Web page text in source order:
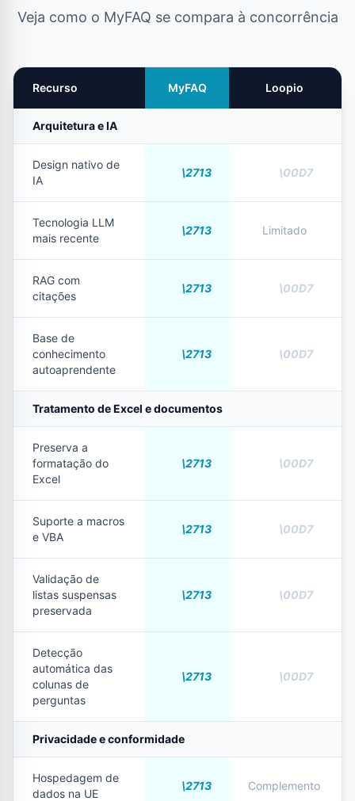
Veja como o MyFAQ se compara à concorrência
Recurso MyFAQ Loopio
Arquitetura e IA
Design nativo de
IA
Tecnologia LLM
mais recente
Limitado
RAG com
citações
Base de
conhecimento
autoaprendente
Tratamento de Excel e documentos
Preserva a
formatação do
Excel
Suporte a macros
e VBA
Validação de
listas suspensas
preservada
Detecção
automática das
colunas de
perguntas
Privacidade e conformidade
Hospedagem de
dados na UE
Complemento